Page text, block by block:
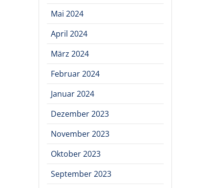
Mai 2024
April 2024
März 2024
Februar 2024
Januar 2024
Dezember 2023
November 2023
Oktober 2023
September 2023